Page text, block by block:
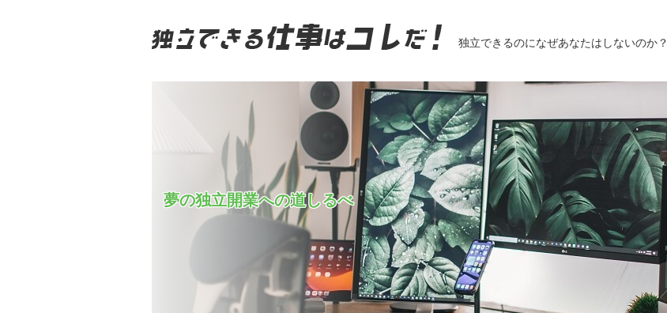
独立できるのになぜあなたはしないのか？
夢の独立開業への道しるべ